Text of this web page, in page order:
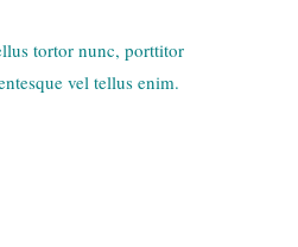
tortor nunc, porttitor
vel tellus enim.